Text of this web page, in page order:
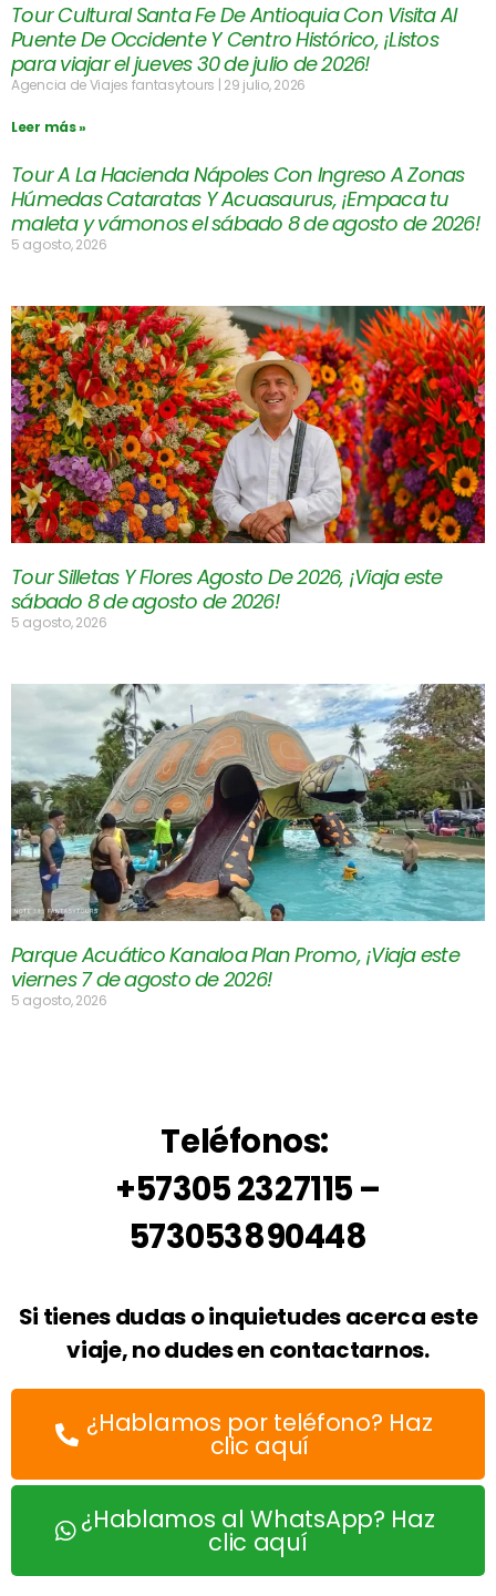
Tour Cultural Santa Fe De Antioquia Con Visita Al
Puente De Occidente Y Centro Histórico, ¡Listos
para viajar el jueves 30 de julio de 2026!
Agencia de Viajes fantasytours 29 julio, 2026
Leer más »
Tour A La Hacienda Nápoles Con Ingreso A Zonas
Húmedas Cataratas Y Acuasaurus, ¡Empaca tu
maleta y vámonos el sábado 8 de agosto de 2026!
5 agosto, 2026
Tour Silletas Y Flores Agosto De 2026, ¡Viaja este
sábado 8 de agosto de 2026!
5 agosto, 2026
Parque Acuático Kanaloa Plan Promo, ¡Viaja este
viernes 7 de agosto de 2026!
5 agosto, 2026
Teléfonos:
+57305 2327115 –
573053890448
Si tienes dudas o inquietudes acerca este
viaje, no dudes en contactarnos.
¿Hablamos por teléfono? Haz
clic aquí
¿Hablamos al WhatsApp? Haz
clic aquí